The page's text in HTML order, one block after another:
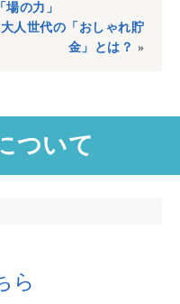
の力」
人世代の「おしゃれ貯
金」とは？ »
ついて
ら